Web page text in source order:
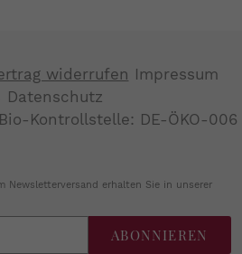
widerrufen Impressum
Datenschutz
Kontrollstelle: DE-ÖKO-006
Newsletterversand erhalten Sie in unserer
ABONNIEREN